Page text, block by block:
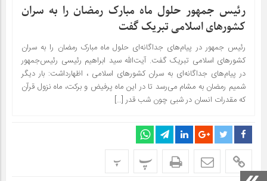
رئیس ﺟﻤﻬﻮر حلول ماه مبارک رمضان را به سران
کشورهای اسلامی تبریک گفت
رئیس ﺟﻤﻬﻮر در ﭘﯿﺎم‌ﻫﺎی ﺟﺪاﮔﺎﻧﻪ‌ای حلول ماه مبارک رمضان را به سران
کشورهای اسلامی تبریک گفت. آیت‌الله سید ابراهیم رئیسی رئیس‌جمهور
در پیام‌های جداگانه‌ای به سران کشورهای اسلامی ، اظهارداشت: بار دیگر
شمیم رمضان به مشام می‌رسد تا در این ماه پرفیض و برکت، ماه نزول قرآن
که مقدرات انسان در شبی چون شب قدر […]
پ پ